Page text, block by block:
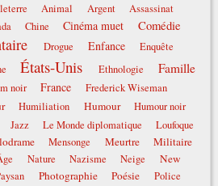
Animal Argent
Assassinat
Chine Cinéma muet Comédie
Drogue Enfance
Enquête
États-Unis Ethnologie Famille
noir France Frederick Wiseman
Humiliation Humour
Humour noir
Jazz Le Monde diplomatique
Loufoque
Mensonge Meurtre Militaire
Nature Nazisme Neige
New
Photographie Poésie Police